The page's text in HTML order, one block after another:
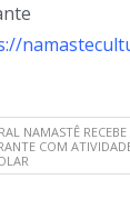
NAMASTÊ
COM